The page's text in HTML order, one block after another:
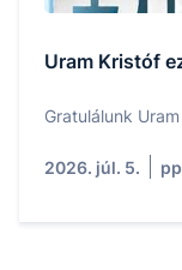
Uram Kristóf
Gratulálunk
2026. júl. 5.